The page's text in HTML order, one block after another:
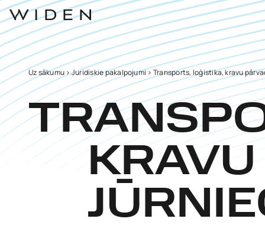
Uz sākumu >Juridiskie pakalpojumi> Transports, loģistika, kravu